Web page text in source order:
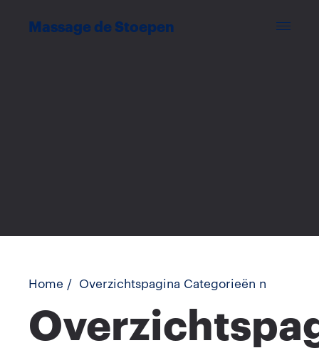
Massage de Stoepen
Home / Overzichtspagina Categorieën n